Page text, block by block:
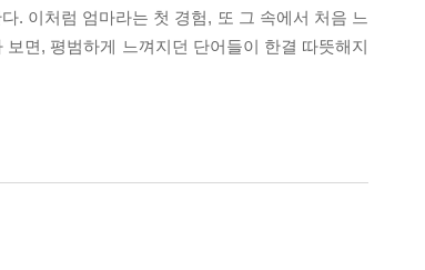
. 이처럼 엄마라는 첫 경험, 또 그 속에서 처음 느
면, 평범하게 느껴지던 단어들이 한결 따뜻해지